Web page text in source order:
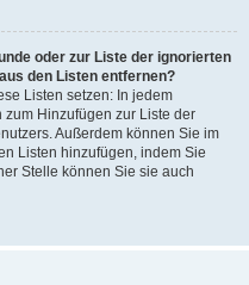
oder zur Liste der ignorierten
den Listen entfernen?
Listen setzen: In jedem
Hinzufügen zur Liste der
Außerdem können Sie im
Listen hinzufügen, indem Sie
Stelle können Sie sie auch